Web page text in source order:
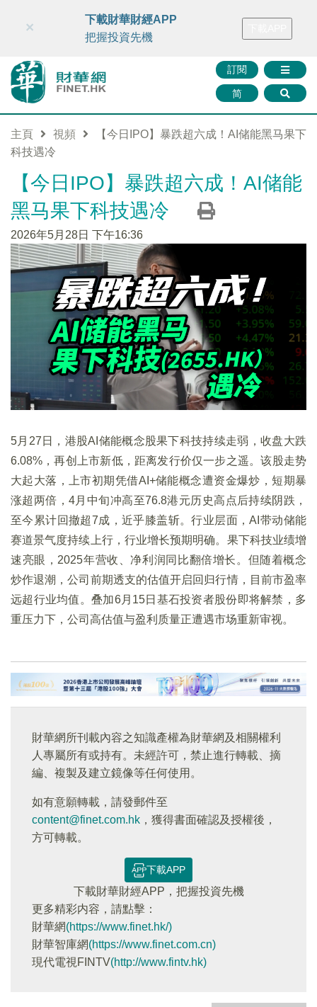
財華智庫網 FINTV FINMETA 財華證券 媒體矩陣
訂閱
简
×
下載財華財經APP
把握投資先機
主頁 視頻
【今日IPO】暴跌超六成！AI储能黑马果下
科技遇冷
【今日IPO】暴跌超六成！AI储能
黑马果下科技遇冷
2026年5月28日 下午16:36
5月27日，港股AI储能概念股果下科技持续走弱，收盘大跌
6.08%，再创上市新低，距离发行价仅一步之遥。该股走势
大起大落，上市初期凭借AI+储能概念遭资金爆炒，短期暴
涨超两倍，4月中旬冲高至76.8港元历史高点后持续阴跌，
至今累计回撤超7成，近乎膝盖斩。行业层面，AI带动储能
赛道景气度持续上行，行业增长预期明确。果下科技业绩增
速亮眼，2025年营收、净利润同比翻倍增长。但随着概念
炒作退潮，公司前期透支的估值开启回归行情，目前市盈率
远超行业均值。叠加6月15日基石投资者股份即将解禁，多
重压力下，公司高估值与盈利质量正遭遇市场重新审视。
財華網所刊載內容之知識產權為財華網及相關權利
人專屬所有或持有。未經許可，禁止進行轉載、摘
編、複製及建立鏡像等任何使用。
如有意願轉載，請發郵件至
content@finet.com.hk ，獲得書面確認及授權後，
方可轉載。
下載APP
下載財華財經APP，把握投資先機
更多精彩内容，請點擊：
財華網(https://www.finet.hk/)
財華智庫網(https://www.finet.com.cn)
現代電視FINTV(http://www.fintv.hk)